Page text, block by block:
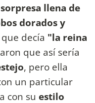
sorpresa llena de
dorados y
decía "la reina
que así sería
, pero ella
un particular
con su estilo